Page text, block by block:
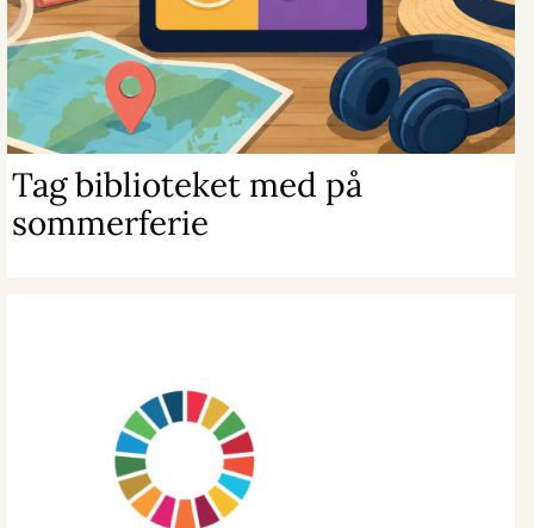
Tag biblioteket med på
sommerferie